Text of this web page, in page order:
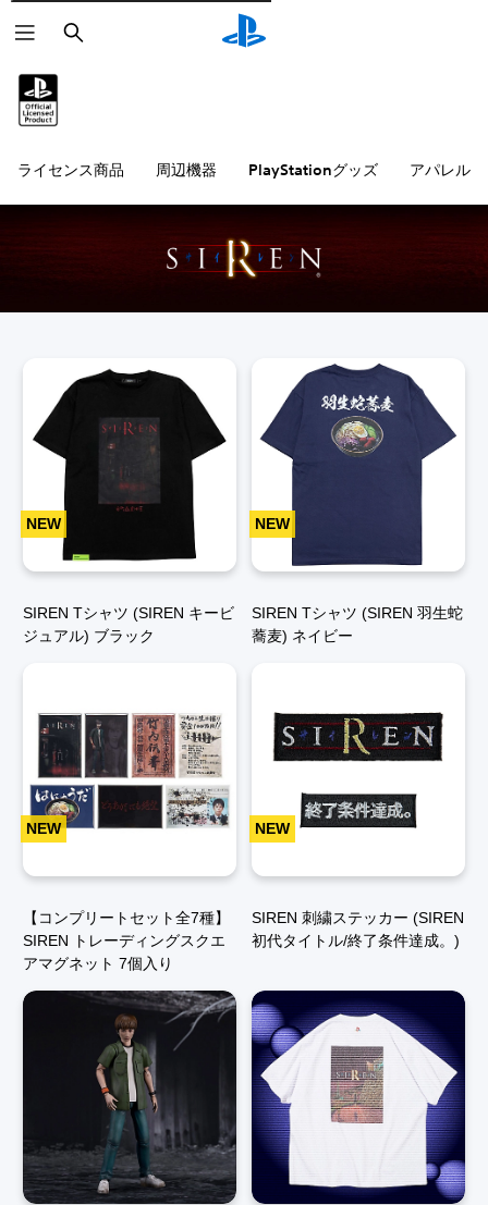
検
索
ライセンス商品 周辺機器 PlayStationグッズ アパレル
NEW
SIREN Tシャツ (SIREN キービ
ジュアル) ブラック
NEW
SIREN Tシャツ (SIREN 羽生蛇
蕎麦) ネイビー
NEW
【コンプリートセット全7種】
SIREN トレーディングスクエ
アマグネット 7個入り
NEW
SIREN 刺繍ステッカー (SIREN
初代タイトル/終了条件達成。)